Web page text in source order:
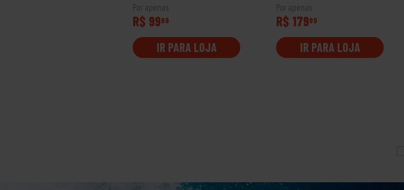
Por apenas
R$ 9999
IR PARA LOJA
Por apenas
R$ 17999
IR PARA LOJA